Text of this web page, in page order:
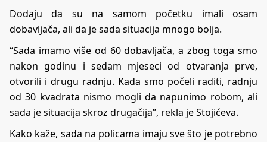
Dodaju da su na samom početku imali osam
dobavljača, ali da je sada situacija mnogo bolja.
“Sada imamo više od 60 dobavljača, a zbog toga smo
nakon godinu i sedam mjeseci od otvaranja prve,
otvorili i drugu radnju. Kada smo počeli raditi, radnju
od 30 kvadrata nismo mogli da napunimo robom, ali
sada je situacija skroz drugačija”, rekla je Stojićeva.
Kako kaže, sada na policama imaju sve što je potrebno